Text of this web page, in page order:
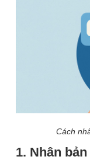
Cách
1. Nhân